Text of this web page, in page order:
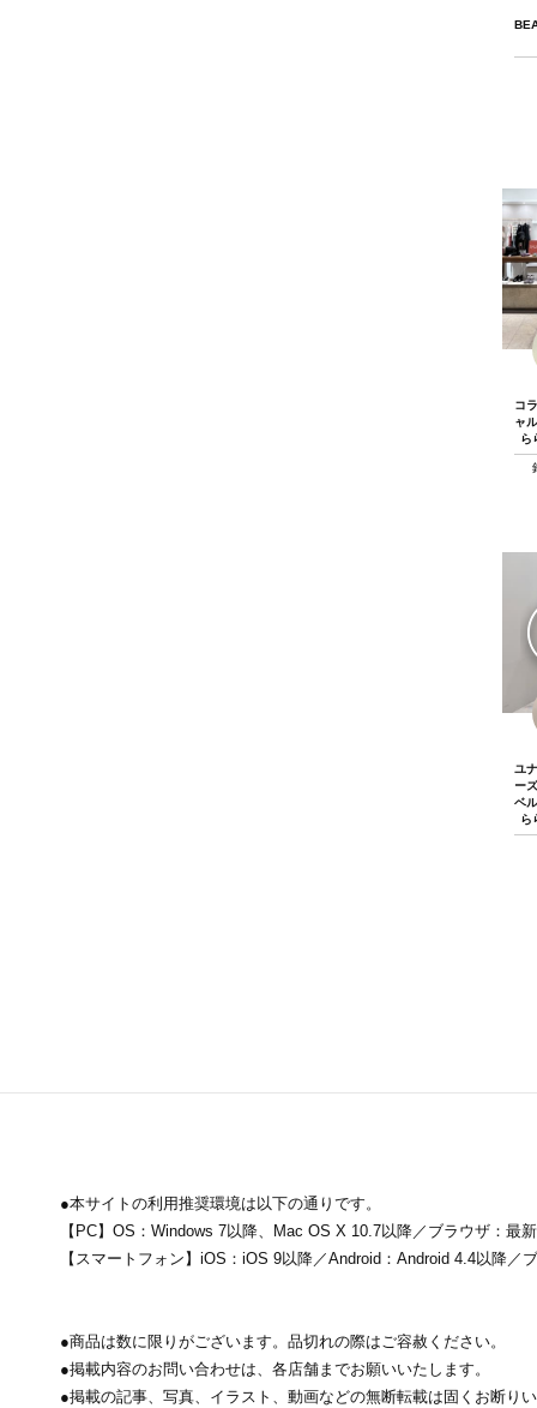
コ
ャ
ら
ユ
ー
ベ
ら
●本サイトの利用推奨環境は以下の通りです。
【PC】OS：Windows 7以降、Mac OS X 10.7以降／ブラウザ：
【スマートフォン】iOS：iOS 9以降／Android：Android 4.4以降／
●商品は数に限りがございます。品切れの際はご容赦ください。
●掲載内容のお問い合わせは、各店舗までお願いいたします。
●掲載の記事、写真、イラスト、動画などの無断転載は固くお断り